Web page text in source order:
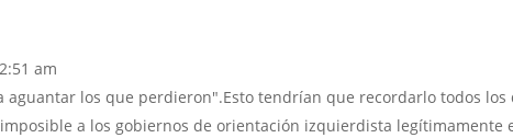
am
aguantar los que perdieron".Esto tendrían que recordarlo todos los
a los gobiernos de orientación izquierdista legítimamente